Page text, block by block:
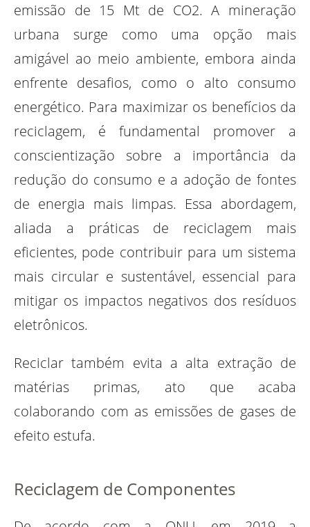
emissão de 15 Mt de CO2. A mineração
urbana surge como uma opção mais
amigável ao meio ambiente, embora ainda
enfrente desafios, como o alto consumo
energético. Para maximizar os benefícios da
reciclagem, é fundamental promover a
conscientização sobre a importância da
redução do consumo e a adoção de fontes
de energia mais limpas. Essa abordagem,
aliada a práticas de reciclagem mais
eficientes, pode contribuir para um sistema
mais circular e sustentável, essencial para
mitigar os impactos negativos dos resíduos
eletrônicos.
Reciclar também evita a alta extração de
matérias primas, ato que acaba
colaborando com as emissões de gases de
efeito estufa.
Reciclagem de Componentes